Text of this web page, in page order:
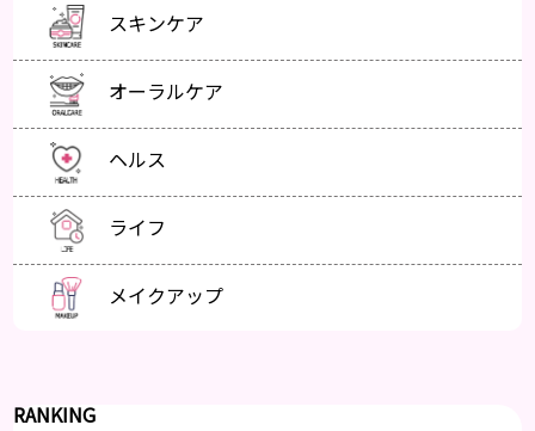
スキンケア
オーラルケア
ヘルス
ライフ
メイクアップ
RANKING